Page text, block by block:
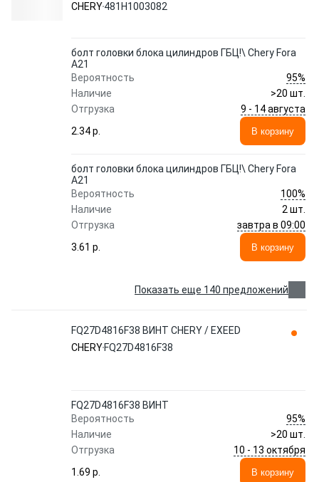
CHERY481H1003082
болт головки блока цилиндров ГБЦ!\ Chery Fora
A21
Вероятность
95%
Наличие
>20 шт.
Отгрузка
9 - 14 августа
2.34 p.
В корзину
болт головки блока цилиндров ГБЦ!\ Chery Fora
A21
Вероятность
100%
Наличие
2 шт.
Отгрузка
завтра в 09:00
3.61 p.
В корзину
Показать еще 140 предложений
FQ27D4816F38 ВИНТ CHERY / EXEED
CHERY FQ27D4816F38
FQ27D4816F38 ВИНТ
Вероятность
95%
Наличие
>20 шт.
Отгрузка
10 - 13 октября
1.69 p.
В корзину